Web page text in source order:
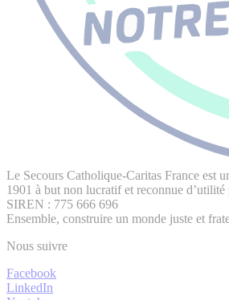
Le Secours Catholique-Caritas France est
1901 à but non lucratif et reconnue d’utilité
SIREN : 775 666 696
Ensemble, construire un monde juste et
Nous suivre
Facebook
LinkedIn